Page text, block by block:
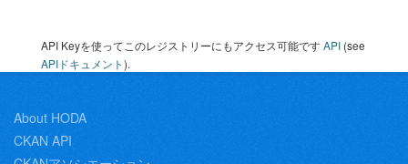
API Keyを使ってこのレジストリーにもアクセス可能ですAPI (see
APIドキュメント).
About HODA
CKAN API